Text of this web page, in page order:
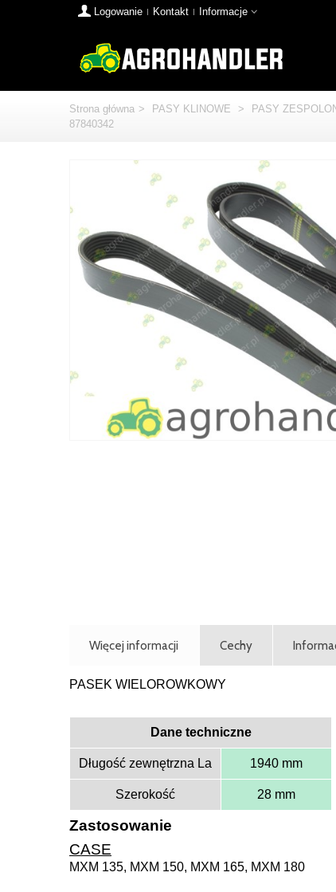
Logowanie Kontakt Informacje
Strona główna > PASY KLINOWE > PASY
87840342
Więcej informacji Cechy
PASEK WIELOROWKOWY
Dane techniczne
Długość zewnętrzna La 1940 mm
Szerokość 28 mm
Zastosowanie
CASE
MXM 135, MXM 150, MXM 165, MXM 180